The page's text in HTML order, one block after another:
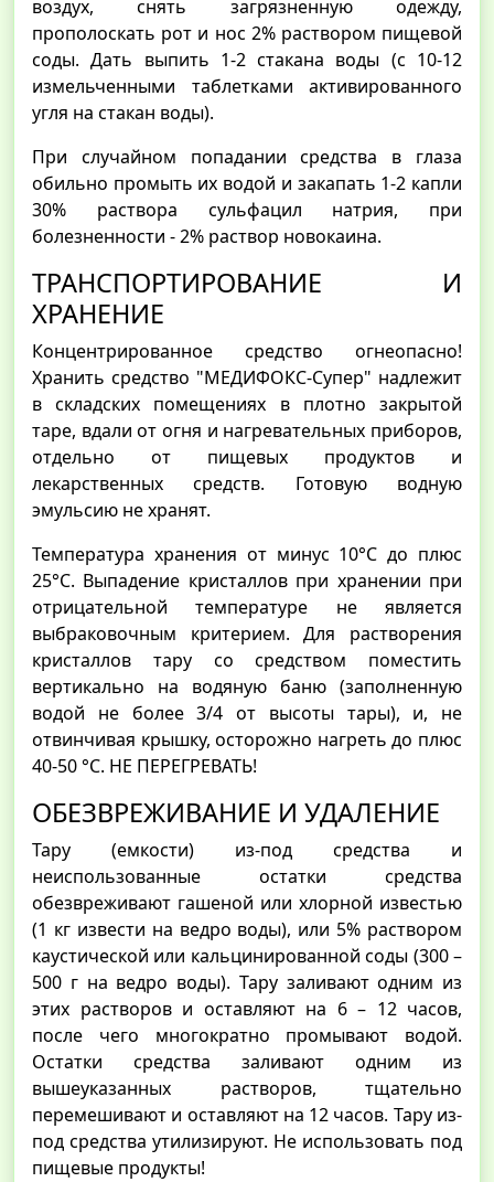
воздух, снять загрязненную одежду,
прополоскать рот и нос 2% раствором пищевой
соды. Дать выпить 1-2 стакана воды (с 10-12
измельченными таблетками активированного
угля на стакан воды).
При случайном попадании средства в глаза
обильно промыть их водой и закапать 1-2 капли
30% раствора сульфацил натрия, при
болезненности - 2% раствор новокаина.
ТРАНСПОРТИРОВАНИЕ И
ХРАНЕНИЕ
Концентрированное средство огнеопасно!
Хранить средство "МЕДИФОКС-Супер" надлежит
в складских помещениях в плотно закрытой
таре, вдали от огня и нагревательных приборов,
отдельно от пищевых продуктов и
лекарственных средств. Готовую водную
эмульсию не хранят.
Температура хранения от минус 10°С до плюс
25°С. Выпадение кристаллов при хранении при
отрицательной температуре не является
выбраковочным критерием. Для растворения
кристаллов тару со средством поместить
вертикально на водяную баню (заполненную
водой не более 3/4 от высоты тары), и, не
отвинчивая крышку, осторожно нагреть до плюс
40-50 °С. НЕ ПЕРЕГРЕВАТЬ!
ОБЕЗВРЕЖИВАНИЕ И УДАЛЕНИЕ
Тару (емкости) из-под средства и
неиспользованные остатки средства
обезвреживают гашеной или хлорной известью
(1 кг извести на ведро воды), или 5% раствором
каустической или кальцинированной соды (300 –
500 г на ведро воды). Тару заливают одним из
этих растворов и оставляют на 6 – 12 часов,
после чего многократно промывают водой.
Остатки средства заливают одним из
вышеуказанных растворов, тщательно
перемешивают и оставляют на 12 часов. Тару из-
под средства утилизируют. Не использовать под
пищевые продукты!